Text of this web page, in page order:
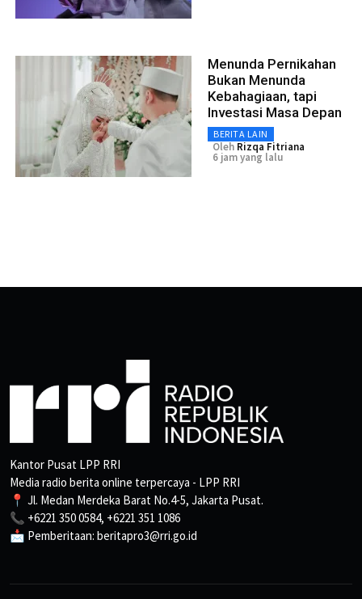
Menunda Pernikahan
Bukan Menunda
Kebahagiaan, tapi
Investasi Masa Depan
BERITA LAIN
Oleh Rizqa Fitriana
6 jam yang lalu
Kantor Pusat LPP RRI
Media radio berita online terpercaya - LPP RRI
📍 Jl. Medan Merdeka Barat No.4-5, Jakarta Pusat.
📞 +6221 350 0584, +6221 351 1086
📩 Pemberitaan: beritapro3@rri.go.id